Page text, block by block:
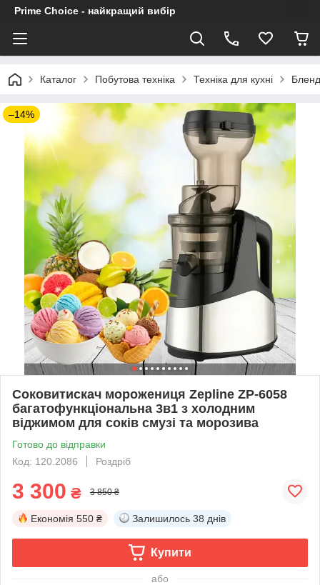
Prime Choice - найкращий вибір
Каталог Побутова техніка Техніка для кухні
–14%
Соковитискач морожениця Zepline ZP-6058
багатофункціональна 3в1 з холодним
віджимом для соків смузі та морозива
Готово до відправки
Код: 120.2086
Роздріб
3 300 ₴ 3 850 ₴
Економія 550 ₴ Залишилось 38 днів
Купити
або